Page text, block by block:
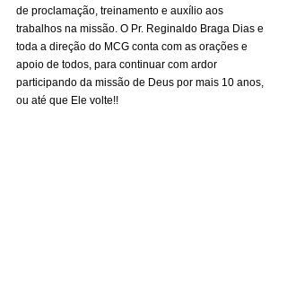
de proclamação, treinamento e auxílio aos
trabalhos na missão. O Pr. Reginaldo Braga Dias e
toda a direção do MCG conta com as orações e
apoio de todos, para continuar com ardor
participando da missão de Deus por mais 10 anos,
ou até que Ele volte!!